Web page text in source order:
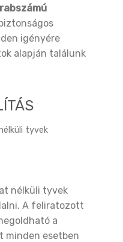
igényére
alapján találunk
tyvek
nélküli tyvek
A feliratozott
a
minden esetben